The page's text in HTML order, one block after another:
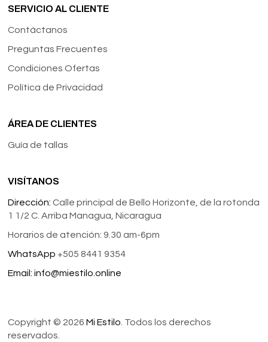
SERVICIO AL CLIENTE
Contáctanos
Preguntas Frecuentes
Condiciones Ofertas
Política de Privacidad
ÁREA DE CLIENTES
Guía de tallas
VISÍTANOS
Dirección: Calle principal de Bello Horizonte, de la rotonda
1 1/2 C. Arriba Managua, Nicaragua
Horarios de atención: 9.30 am-6pm
WhatsApp +505 8441 9354
Email:info@miestilo.online
Copyright © 2026Mi Estilo . Todos los derechos
reservados.